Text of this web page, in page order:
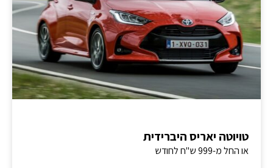
טויוטה יאריס היברידית
או החל מ-999 ש"ח לחודש